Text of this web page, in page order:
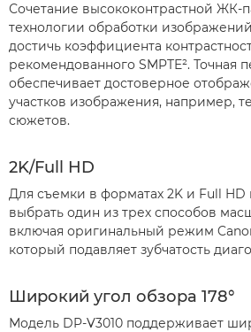
Сочетание высококонтрастной ЖК-
технологии обработки
достичь коэффициента
рекомендованного SMPTE². Точная
обеспечивает достоверное
участков изображения, например,
сюжетов.
2K/Full HD
Для съемки в форматах 2K и Full HD
выбрать один из трех способов
включая оригинальный режим
который подавляет зубчатость
Широкий угол обзора 178°
Модель DP-V3010 поддерживает